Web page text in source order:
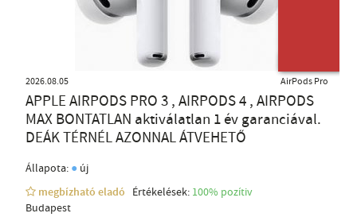
2026.08.05 AirPods Pro
APPLE AIRPODS PRO 3 , AIRPODS 4 , AIRPODS
MAX BONTATLAN aktiválatlan 1 év garanciával.
DEÁK TÉRNÉL AZONNAL ÁTVEHETŐ
Állapota: ● új
megbízható eladó
Értékelések: 100% pozítiv
Budapest